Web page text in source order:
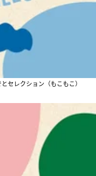
セレクション（もこもこ）